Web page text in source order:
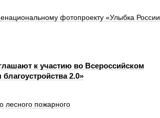
фотопроекту «Улыбка России.
к участию во Всероссийском
2.0»
лесного пожарного